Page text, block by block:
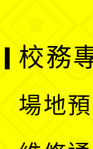
校務
場地